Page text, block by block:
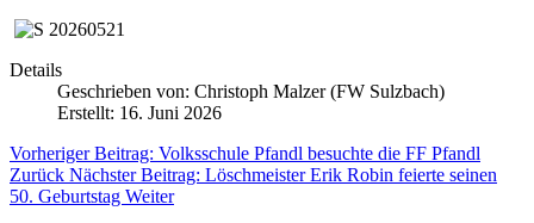
Details
Geschrieben von: Christoph Malzer (FW Sulzbach)
Erstellt: 16. Juni 2026
Vorheriger Beitrag: Volksschule Pfandl besuchte die FF Pfandl
Zurück Nächster Beitrag: Löschmeister Erik Robin feierte seinen
50. Geburtstag Weiter